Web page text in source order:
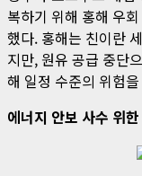
복하기 위해 홍해 우
했다. 홍해는 친이란
지만, 원유 공급 중단
해 일정 수준의 위험
에너지 안보 사수 위